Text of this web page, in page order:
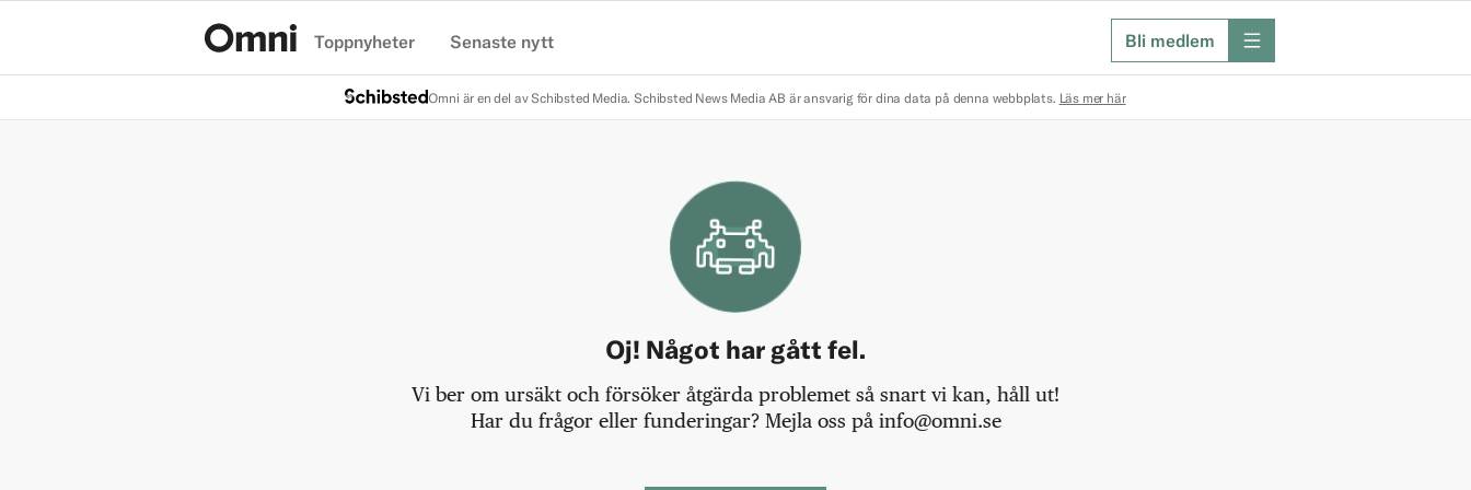
Toppnyheter Senaste nytt Bli medlem meny
Omni är en del av Schibsted Media. Schibsted News Media AB är ansvarig för dina data på denna webbplats. Läs mer här
Oj! Något har gått fel.
Vi ber om ursäkt och försöker åtgärda problemet så snart vi kan, håll ut!
Har du frågor eller funderingar? Mejla oss på info@omni.se